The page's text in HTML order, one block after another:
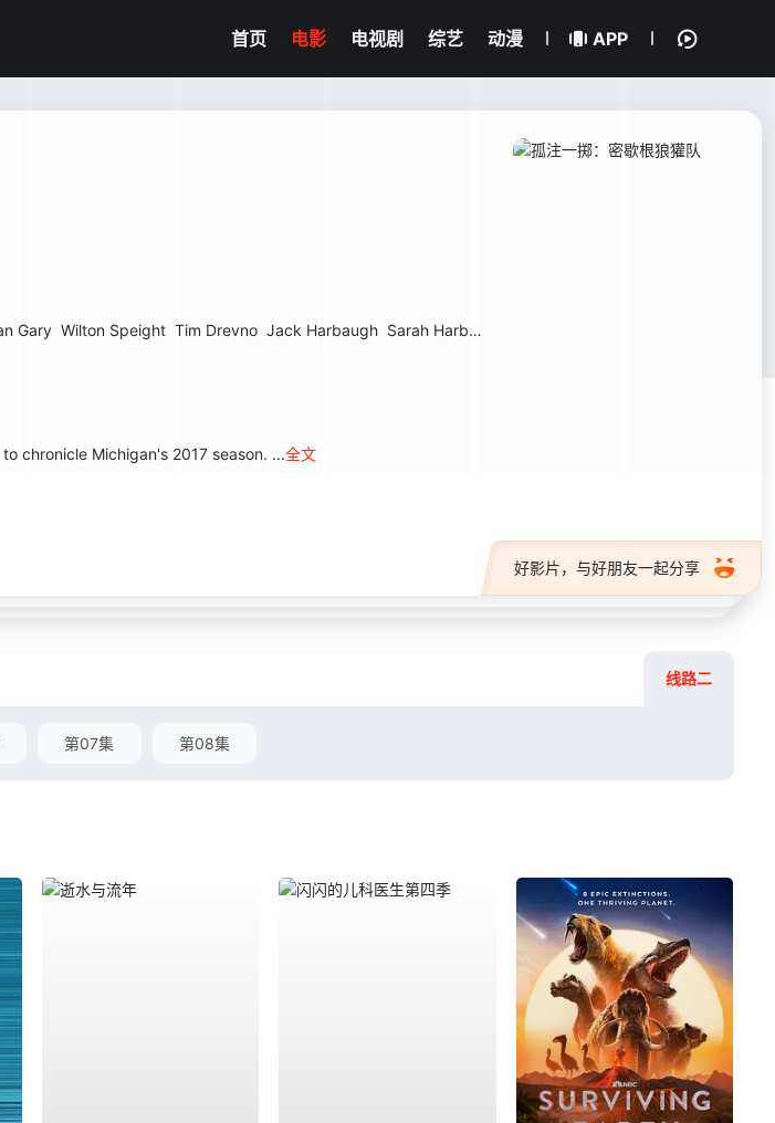
首页 电影 电视剧 综艺 动漫 APP
Gary Wilton Speight Tim Drevno Jack Harbaugh Sarah Harbaugh
chronicle Michigan's 2017 season. ...全文
好影片，与好朋友一起分享
线路二
第07集 第08集